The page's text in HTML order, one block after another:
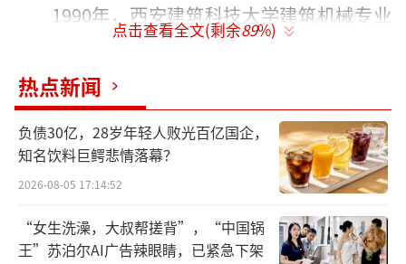
1990年，西安建筑科技大学建筑机械专业
毕业的解勇，到广东某家电梯厂做机械工程
师。工作两年后，解勇来到北京，进入一家法
国美妆护肤企业做起销售，还一举成为销冠。
1994年，解勇开启创业，成立植物医生前
身明弘科贸，最早业务是化妆品代理，随后转
了第一家“量肤现配”护肤品独立专营店。
点击查看全文(剩余89%)
热点新闻
负债30亿，28岁年轻人败光百亿国企，
知名饮料巨鳄悲情落幕？
2026-08-05 17:14:52
“女生洗澡，大叔帮搓背”，“中国锅
王”苏泊尔AI广告辣眼睛，已紧急下架